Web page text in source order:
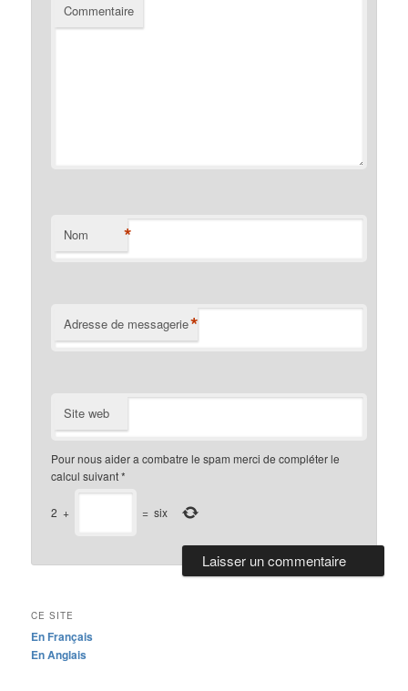
Commentaire
Nom *
Adresse de messagerie*
Site web
Pour nous aider a combatre le spam merci de compléter le
calcul suivant*
2 + = six
CE SITE
En Français
En Anglais